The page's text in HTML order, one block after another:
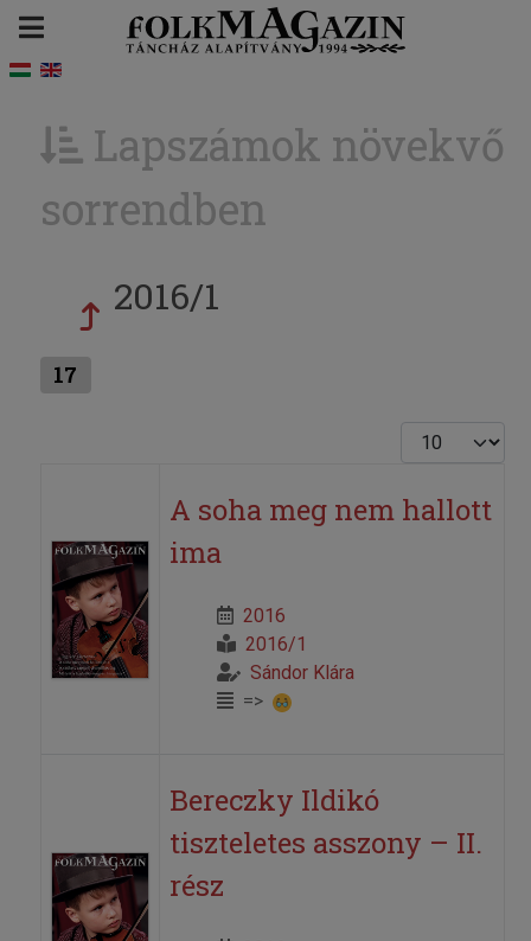
Lapszámok növekvő
sorrendben
2016/1
17
Tételek #
A soha meg nem hallott
ima
2016
2016/1
Sándor Klára
=>
Bereczky Ildikó
tiszteletes asszony – II.
rész